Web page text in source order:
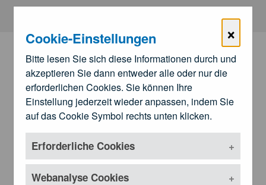
×
Cookie-Einstellungen
Bitte lesen Sie sich diese Informationen durch und
akzeptieren Sie dann entweder alle oder nur die
erforderlichen Cookies. Sie können Ihre
Einstellung jederzeit wieder anpassen, indem Sie
auf das Cookie Symbol rechts unten klicken.
Erforderliche Cookies
Webanalyse Cookies
Zum Hauptinhalt springen
Zu den
Landesärztekammern